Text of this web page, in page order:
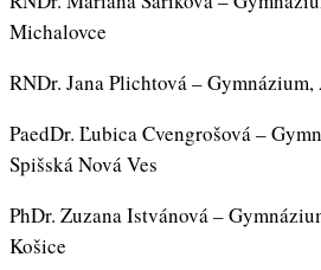
Michalovce
RNDr. Jana Plichtová –
PaedDr. Ľubica Cvengrošová –
Spišská Nová Ves
PhDr. Zuzana Istvánová –
Košice